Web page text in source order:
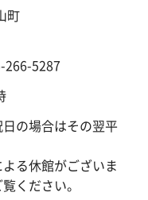
町
266-5287
の場合はその翌平
る休館がございま
ください。